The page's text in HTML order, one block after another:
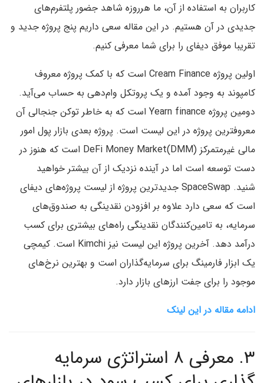
کاربران به استفاده از آن، ما هرروزه شاهد جضور پلتفرم‌های
جدیدی در آن هستیم. در این مقاله سعی داریم پنج پروژه جدید و
تقریبا موفق دیفای را برای شما معرفی کنیم.
اولین پروژه Cream Finance است که با کمک پروژه معروف
کامپوند به وجود آمده و یک پروتکل وام‌دهی به حساب می‌آید.
دومین پروژه Yearn finance است که به خاطر توکن جنجالی آن
معروفترین پروژه در این لیست است. پروژه بعدی بازار پول امور
مالی غیرمتمرکز (DeFi Money Market(DMM است که هنوز در
دست توسعه است اما در آینده نزدیک از آن بیشتر خواهید
شنید. SpaceSwap جدیدترین پروژه از لیست پروژه‌های دیفای
است که سعی دارد علاوه بر افزودن نقدینگی به صندوق‌های
سرمایه، به تامین‌کنندگان نقدینگی راه‌های بیشتری برای کسب
درآمد ‌دهد. آخرین پروژه این لیست نیز Kimchi است. کیمچی
یک ابزار فارمینگ برای سرمایه‌گذاران است و بهترین نرخ‌های
موجود را برای جفت‌ ارزهای بازار دارد.
ادامه مقاله در این لینک
۳.
معرفی ۸ استراتژی سرمایه